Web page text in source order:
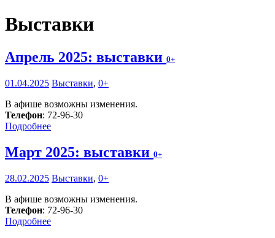
Выставки
Апрель 2025: выставки 0+
01.04.2025 Выставки, 0+
В афише возможны изменения.
Телефон: 72-96-30
Подробнее
Март 2025: выставки 0+
28.02.2025 Выставки, 0+
В афише возможны изменения.
Телефон: 72-96-30
Подробнее